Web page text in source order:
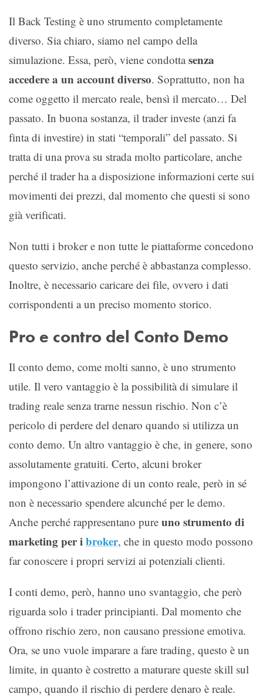
Il Back Testing è uno strumento completamente
diverso. Sia chiaro, siamo nel campo della
simulazione. Essa, però, viene condottasenza
accedere a un account diverso. Soprattutto, non ha
come oggetto il mercato reale, bensì il mercato… Del
passato. In buona sostanza, il trader investe (anzi fa
finta di investire) in stati “temporali” del passato. Si
tratta di una prova su strada molto particolare, anche
perché il trader ha a disposizione informazioni certe sui
movimenti dei prezzi, dal momento che questi si sono
già verificati.
Non tutti i broker e non tutte le piattaforme concedono
questo servizio, anche perché è abbastanza complesso.
Inoltre, è necessario caricare dei file, ovvero i dati
corrispondenti a un preciso momento storico.
Pro e contro del Conto Demo
Il conto demo, come molti sanno, è uno strumento
utile. Il vero vantaggio è la possibilità di simulare il
trading reale senza trarne nessun rischio. Non c’è
pericolo di perdere del denaro quando si utilizza un
conto demo. Un altro vantaggio è che, in genere, sono
assolutamente gratuiti. Certo, alcuni broker
impongono l’attivazione di un conto reale, però in sé
non è necessario spendere alcunché per le demo.
Anche perché rappresentano pure uno strumento di
marketing per ibroker, che in questo modo possono
far conoscere i propri servizi ai potenziali clienti.
I conti demo, però, hanno uno svantaggio, che però
riguarda solo i trader principianti. Dal momento che
offrono rischio zero, non causano pressione emotiva.
Ora, se uno vuole imparare a fare trading, questo è un
limite, in quanto è costretto a maturare queste skill sul
campo, quando il rischio di perdere denaro è reale.